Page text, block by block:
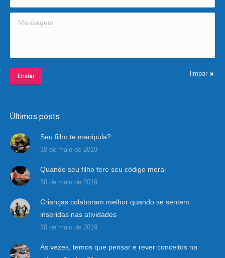
Mensagem
Enviar limpar
Últimos posts
Seu filho te manipula?
30 de maio de 2019
Quando seu filho fere seu código moral
30 de maio de 2019
Crianças colaboram melhor quando se sentem
inseridas nas atividades
30 de maio de 2019
As vezes, temos que pensar e rever conceitos na